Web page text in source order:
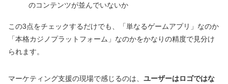
のコンテンツが並んでいないか
この3点をチェックするだけでも、「単なるゲームアプリ」なのか
「本格カジノプラットフォーム」なのかをかなりの精度で見分け
られます。
マーケティング支援の現場で感じるのは、 ユーザーはロゴではな